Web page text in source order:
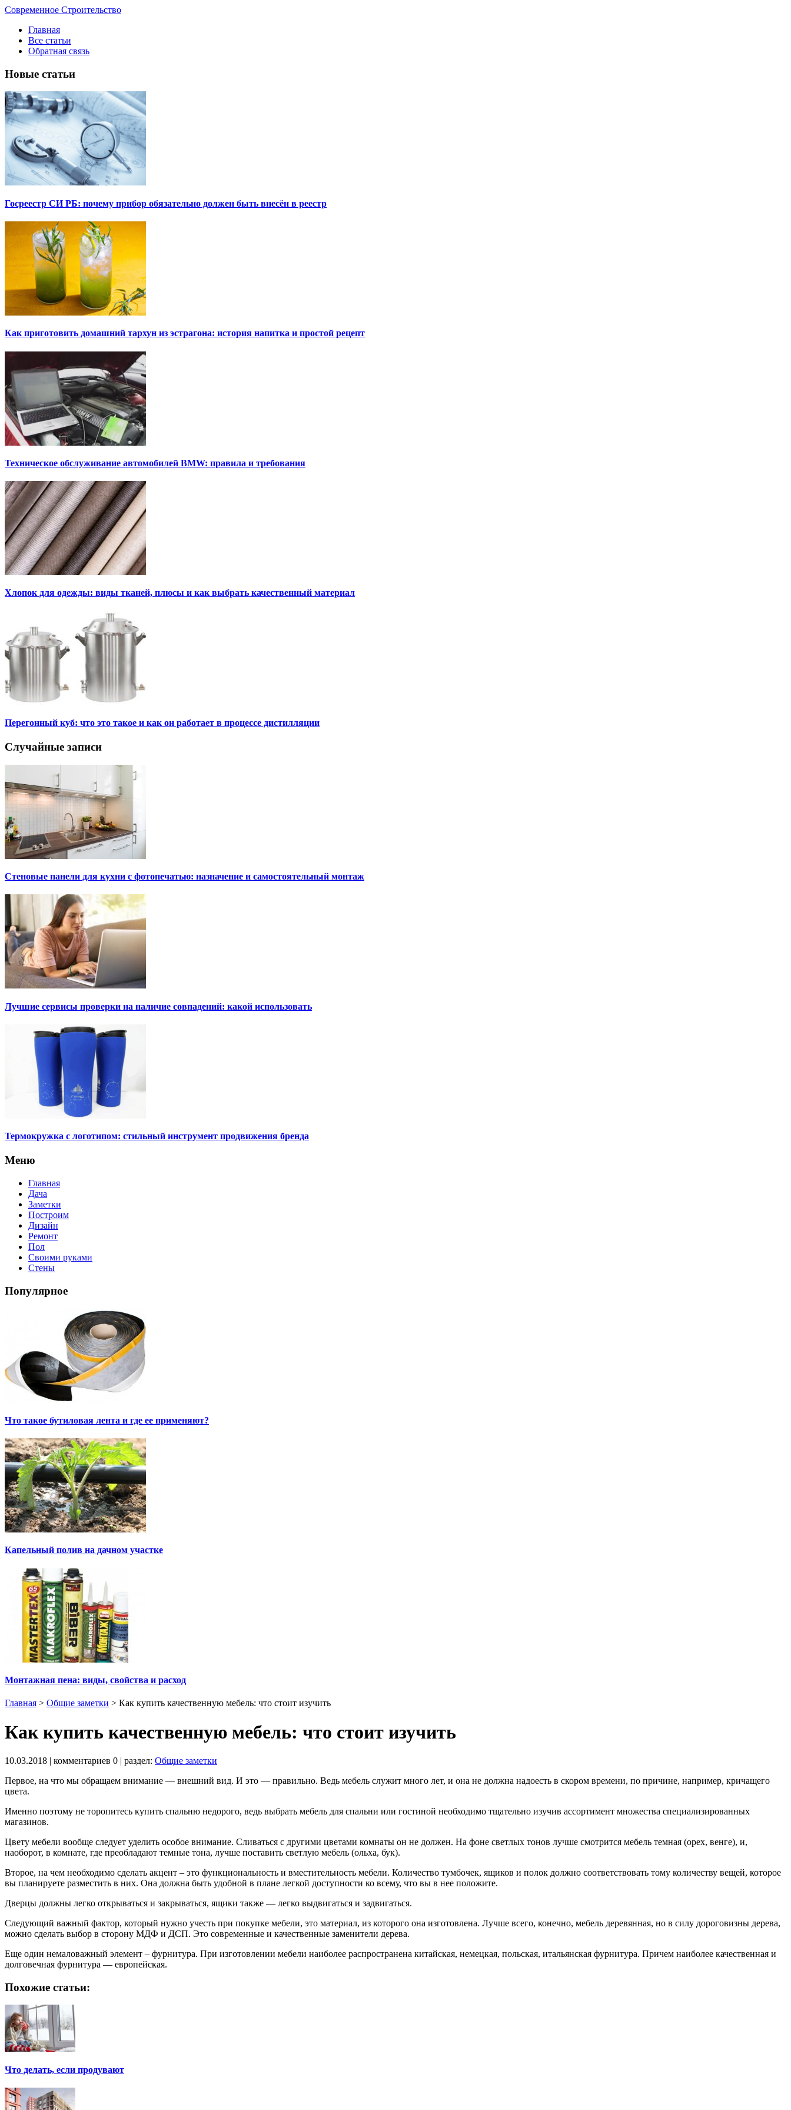
Современное Строительство
Главная
Все статьи
Обратная связь
Новые статьи
Госреестр СИ РБ: почему прибор обязательно должен быть внесён в реестр
Как приготовить домашний тархун из эстрагона: история напитка и простой рецепт
Техническое обслуживание автомобилей BMW: правила и требования
Хлопок для одежды: виды тканей, плюсы и как выбрать качественный материал
Перегонный куб: что это такое и как он работает в процессе дистилляции
Случайные записи
Стеновые панели для кухни с фотопечатью: назначение и самостоятельный монтаж
Лучшие сервисы проверки на наличие совпадений: какой использовать
Термокружка с логотипом: стильный инструмент продвижения бренда
Меню
Главная
Дача
Заметки
Построим
Дизайн
Ремонт
Пол
Своими руками
Стены
Популярное
Что такое бутиловая лента и где ее применяют?
Капельный полив на дачном участке
Монтажная пена: виды, свойства и расход
Главная > Общие заметки > Как купить качественную мебель: что стоит изучить
Как купить качественную мебель: что стоит изучить
10.03.2018 | комментариев 0 | раздел: Общие заметки
Первое, на что мы обращаем внимание — внешний вид. И это — правильно. Ведь мебель служит много лет, и она не должна надоесть в скором времени, по причине, например, кричащего
цвета.
Именно поэтому не торопитесь купить спальню недорого, ведь выбрать мебель для спальни или гостиной необходимо тщательно изучив ассортимент множества специализированных
магазинов.
Цвету мебели вообще следует уделить особое внимание. Сливаться с другими цветами комнаты он не должен. На фоне светлых тонов лучше смотрится мебель темная (орех, венге), и,
наоборот, в комнате, где преобладают темные тона, лучше поставить светлую мебель (ольха, бук).
Второе, на чем необходимо сделать акцент – это функциональность и вместительность мебели. Количество тумбочек, ящиков и полок должно соответствовать тому количеству вещей, которое
вы планируете разместить в них. Она должна быть удобной в плане легкой доступности ко всему, что вы в нее положите.
Дверцы должны легко открываться и закрываться, ящики также — легко выдвигаться и задвигаться.
Следующий важный фактор, который нужно учесть при покупке мебели, это материал, из которого она изготовлена. Лучше всего, конечно, мебель деревянная, но в силу дороговизны дерева,
можно сделать выбор в сторону МДФ и ДСП. Это современные и качественные заменители дерева.
Еще один немаловажный элемент – фурнитура. При изготовлении мебели наиболее распространена китайская, немецкая, польская, итальянская фурнитура. Причем наиболее качественная и
долговечная фурнитура — европейская.
Похожие статьи:
Что делать, если продувают